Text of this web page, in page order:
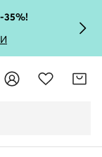
35%!